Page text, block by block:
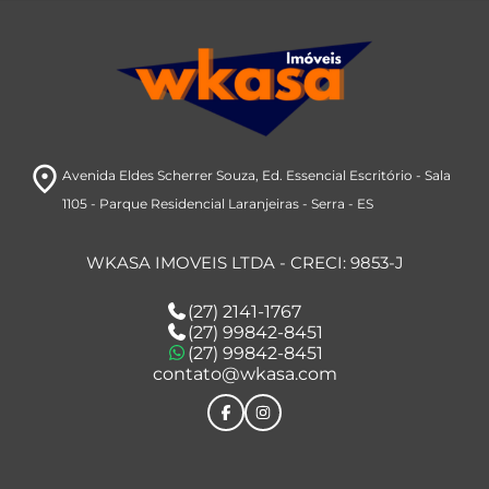
room Avenida Eldes Scherrer Souza, Ed. Essencial Escritório - Sala
1105- Parque Residencial Laranjeiras- Serra - ES
WKASA IMOVEIS LTDA - CRECI: 9853-J
(27) 2141-1767
(27) 99842-8451
(27) 99842-8451
contato@wkasa.com